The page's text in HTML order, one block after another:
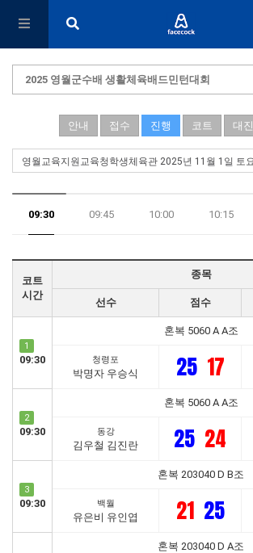
2025 영월군수배 생활체육배드민턴대회
안내 접수 진행 코트 대진
09:30 09:45 10:00 10:15
코트
시간
종목
선수 점수
1
09:30
혼복 5060 A A조
청령포
박명자 우승식 25 17
2
09:30
혼복 5060 A A조
동강
김우철 김진란 25 24
3
09:30
혼복 203040 D B조
백월
유은비 유인엽 21 25
혼복 203040 D A조